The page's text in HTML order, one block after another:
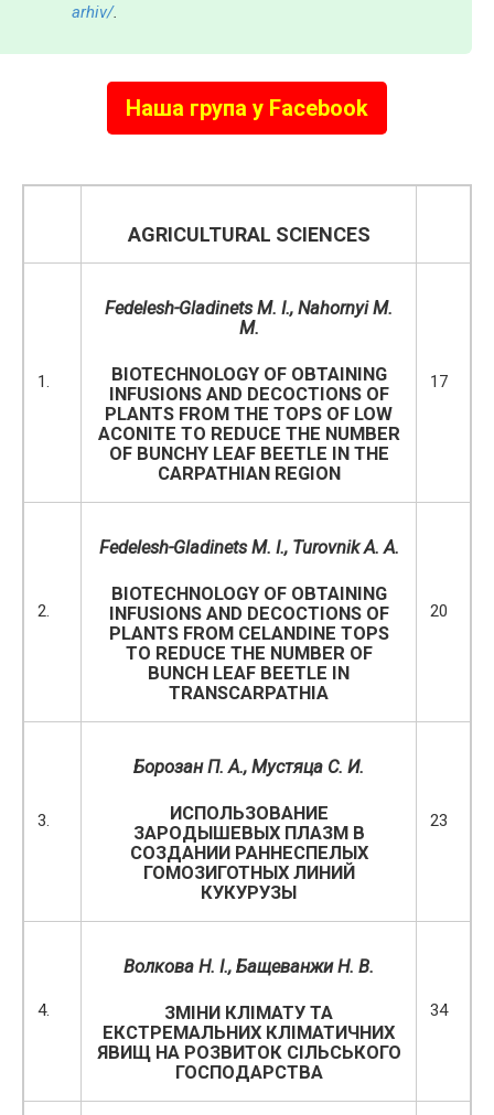
arhiv/.
Наша група у Facebook
AGRICULTURAL SCIENCES
1.
Fedelesh-Gladinets M. I., Nahornyi M.
M.
BIOTECHNOLOGY OF OBTAINING
INFUSIONS AND DECOCTIONS OF
PLANTS FROM THE TOPS OF LOW
ACONITE TO REDUCE THE NUMBER
OF BUNCHY LEAF BEETLE IN THE
CARPATHIAN REGION
17
2.
Fedelesh-Gladinets M. I., Turovnik A. A.
BIOTECHNOLOGY OF OBTAINING
INFUSIONS AND DECOCTIONS OF
PLANTS FROM CELANDINE TOPS
TO REDUCE THE NUMBER OF
BUNCH LEAF BEETLE IN
TRANSCARPATHIA
20
3.
Борозан П. А., Мустяца С. И.
ИСПОЛЬЗОВАНИЕ
ЗАРОДЫШЕВЫХ ПЛАЗМ В
СОЗДАНИИ РАННЕСПЕЛЫХ
ГОМОЗИГОТНЫХ ЛИНИЙ
КУКУРУЗЫ
23
4.
Волкова Н. І., Бащеванжи Н. В.
ЗМІНИ КЛІМАТУ ТА
ЕКСТРЕМАЛЬНИХ КЛІМАТИЧНИХ
ЯВИЩ НА РОЗВИТОК СІЛЬСЬКОГО
ГОСПОДАРСТВА
34